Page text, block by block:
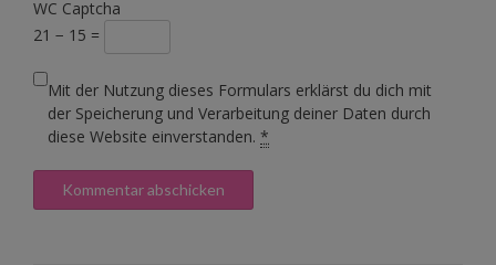
WC Captcha
21 − 15 =
Mit der Nutzung dieses Formulars erklärst du dich mit
der Speicherung und Verarbeitung deiner Daten durch
diese Website einverstanden. *